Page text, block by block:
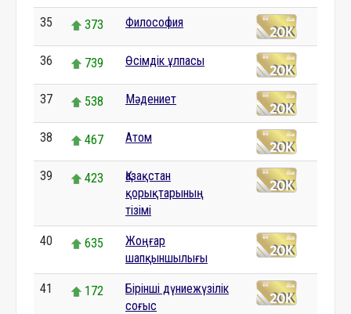
35 373 Философия
36 739 Өсімдік ұлпасы
37 538 Мәдениет
38 467 Атом
39 423
Қазақстан
қорықтарының
тізімі
40 635
Жоңғар
шапқыншылығы
41 172
Бірінші дүниежүзілік
соғыс